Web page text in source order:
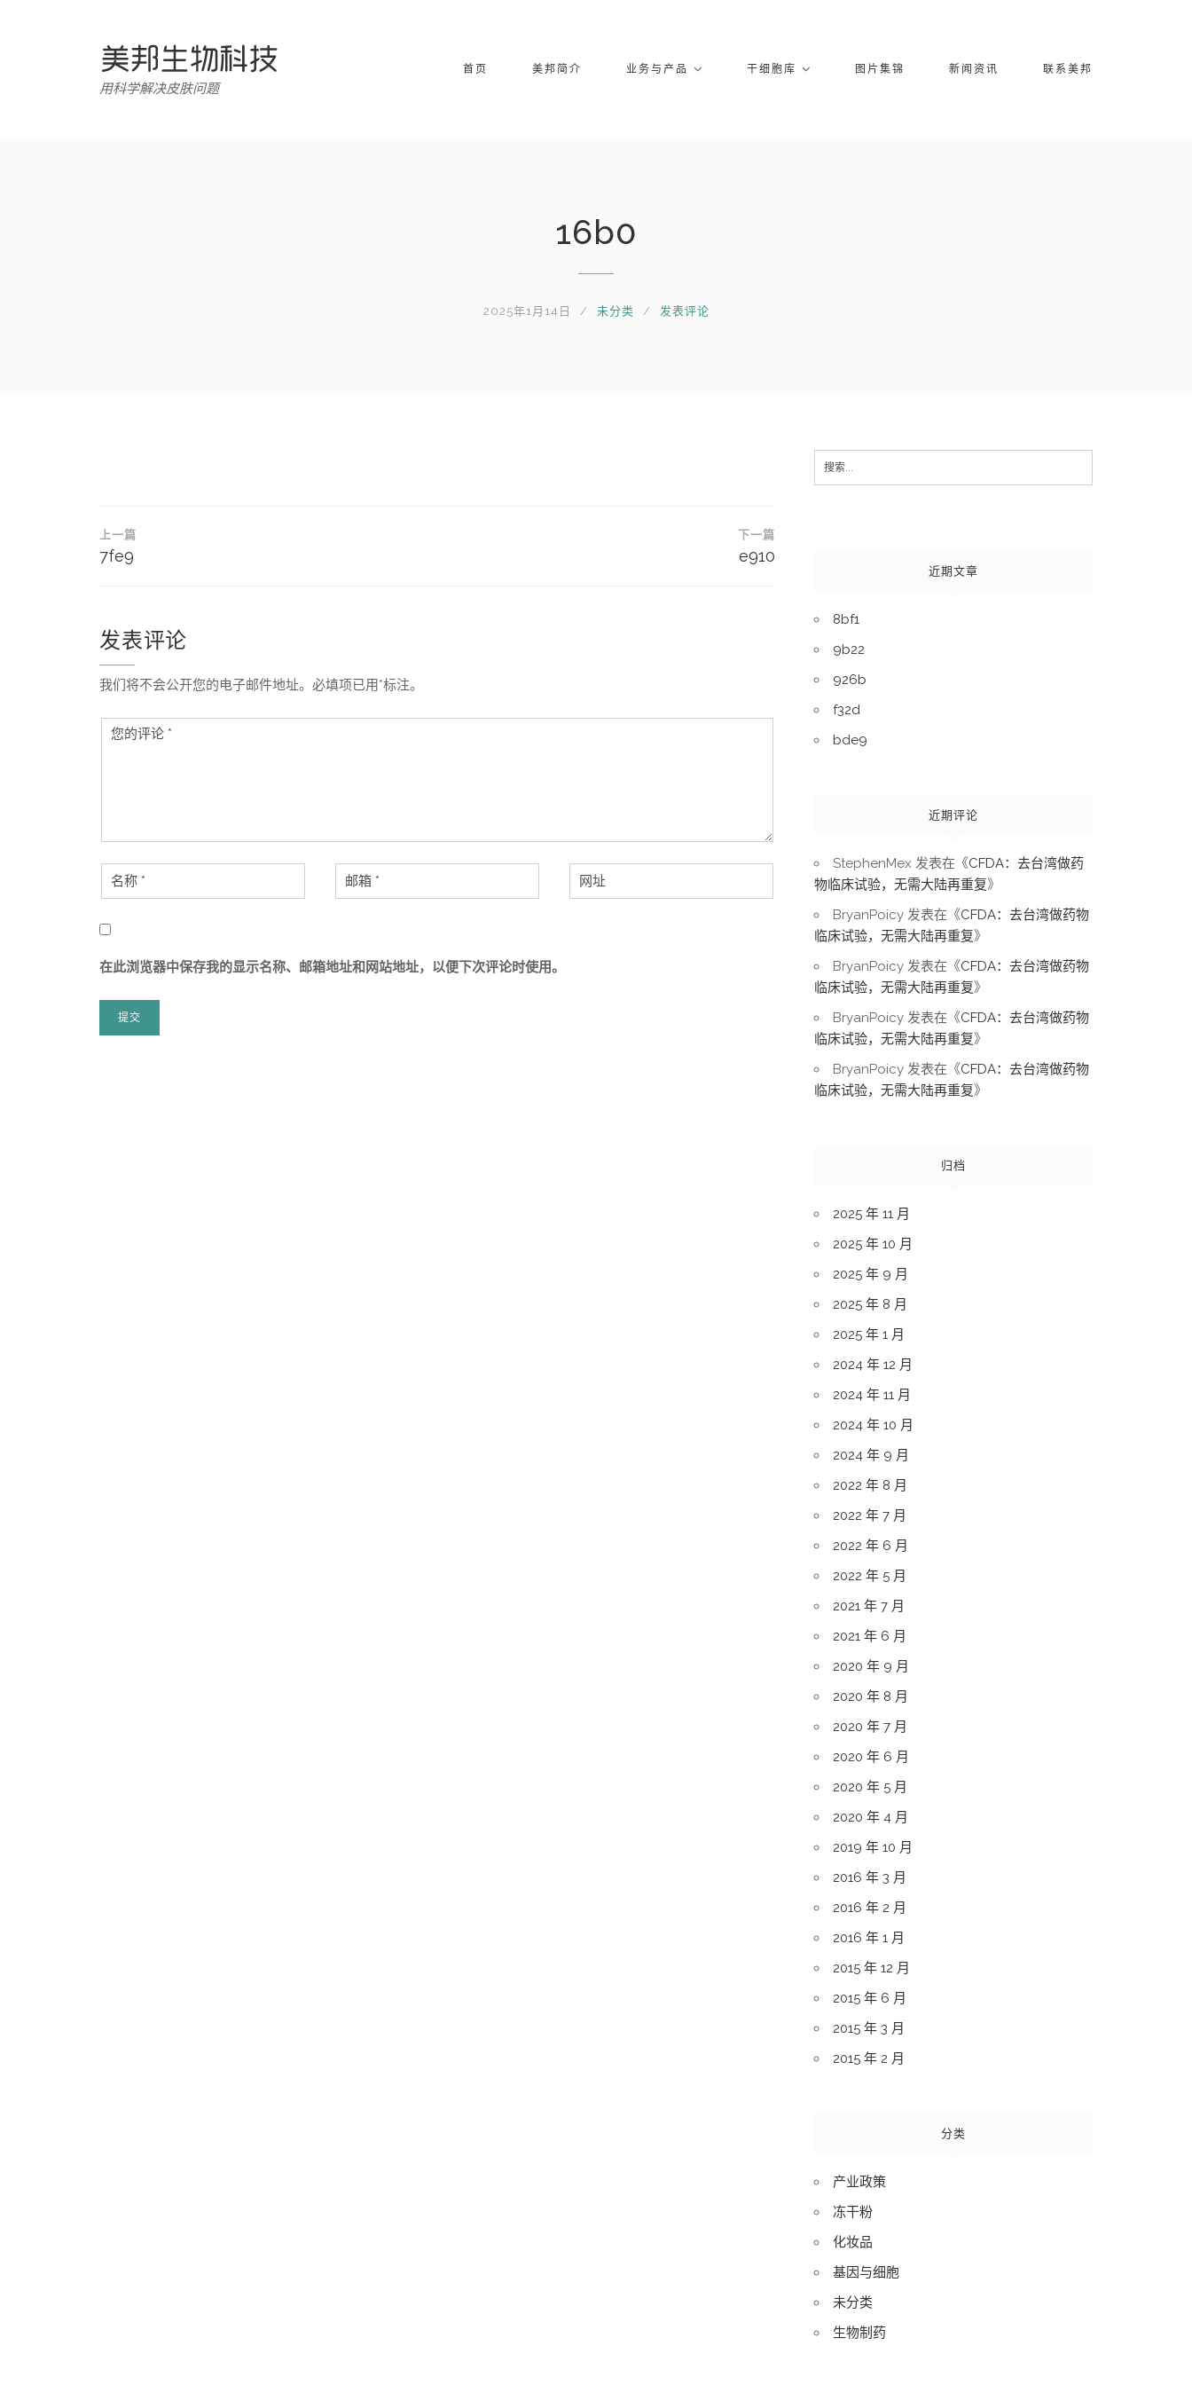
用科学解决皮肤问题
首页 美邦简介 业务与产品 干细胞库 图片集锦 新闻资讯 联系美邦
16b0
2025年1月14日 未分类 发表评论
文
章
航
上一篇
7fe9
下一篇
e910
发表评论
我们将不会公开您的电子邮件地址。必填项已用*标注。
在此浏览器中保存我的显示名称、邮箱地址和网站地址，以便下次评论时使用。
Search
for:
近期文章
8bf1
9b22
926b
f32d
bde9
近期评论
StephenMex 发表在《CFDA：去台湾做药
物临床试验，无需大陆再重复》
BryanPoicy 发表在《CFDA：去台湾做药物
临床试验，无需大陆再重复》
BryanPoicy 发表在《CFDA：去台湾做药物
临床试验，无需大陆再重复》
BryanPoicy 发表在《CFDA：去台湾做药物
临床试验，无需大陆再重复》
BryanPoicy 发表在《CFDA：去台湾做药物
临床试验，无需大陆再重复》
归档
2025 年 11 月
2025 年 10 月
2025 年 9 月
2025 年 8 月
2025 年 1 月
2024 年 12 月
2024 年 11 月
2024 年 10 月
2024 年 9 月
2022 年 8 月
2022 年 7 月
2022 年 6 月
2022 年 5 月
2021 年 7 月
2021 年 6 月
2020 年 9 月
2020 年 8 月
2020 年 7 月
2020 年 6 月
2020 年 5 月
2020 年 4 月
2019 年 10 月
2016 年 3 月
2016 年 2 月
2016 年 1 月
2015 年 12 月
2015 年 6 月
2015 年 3 月
2015 年 2 月
分类
产业政策
冻干粉
化妆品
基因与细胞
未分类
生物制药